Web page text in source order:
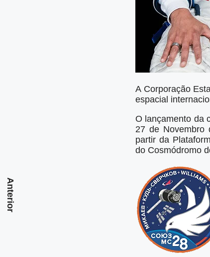
A Corporação
espacial
O lançamento da
27 de Novembro
partir da
do Cosmódromo
Anterior